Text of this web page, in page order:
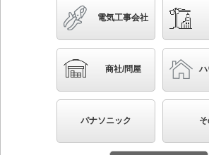
784件 ◀ 1/79
各種データ
電気工事会社
商社/問屋
パナソニック